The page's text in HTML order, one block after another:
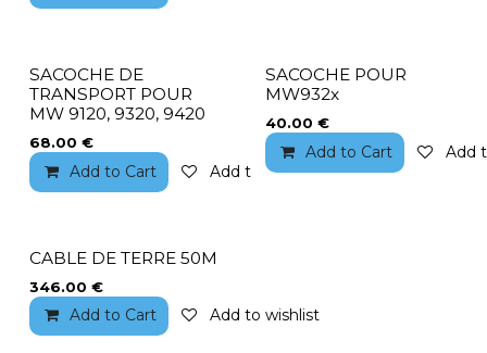
SACOCHE DE
TRANSPORT POUR
MW 9120, 9320, 9420
68.00 €
Add to Cart Add to wishlist
SACOCHE POUR
MW932x
40.00 €
Add to Cart Add
CABLE DE TERRE 50M
346.00 €
Add to Cart Add to wishlist